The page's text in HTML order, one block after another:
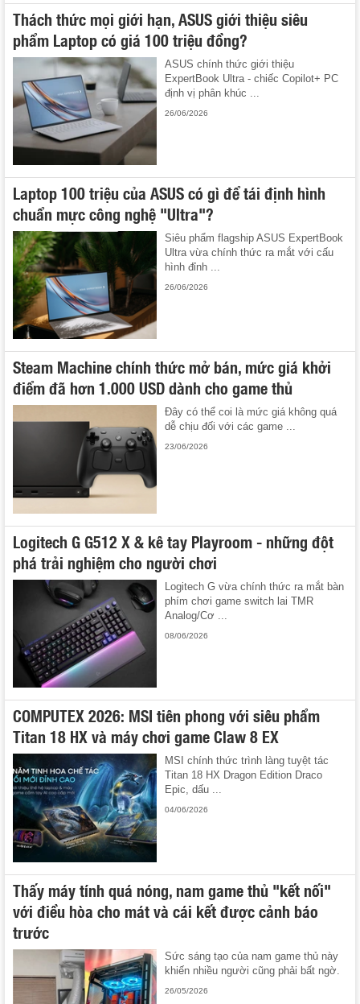
Thách thức mọi giới hạn, ASUS giới thiệu siêu
phẩm Laptop có giá 100 triệu đồng?
ASUS chính thức giới thiệu
ExpertBook Ultra - chiếc Copilot+ PC
định vị phân khúc ...
26/06/2026
Laptop 100 triệu của ASUS có gì để tái định hình
chuẩn mực công nghệ "Ultra"?
Siêu phẩm flagship ASUS ExpertBook
Ultra vừa chính thức ra mắt với cấu
hình đỉnh ...
26/06/2026
Steam Machine chính thức mở bán, mức giá khởi
điểm đã hơn 1.000 USD dành cho game thủ
Đây có thể coi là mức giá không quá
dễ chịu đối với các game ...
23/06/2026
Logitech G G512 X & kê tay Playroom - những đột
phá trải nghiệm cho người chơi
Logitech G vừa chính thức ra mắt bàn
phím chơi game switch lai TMR
Analog/Cơ ...
08/06/2026
COMPUTEX 2026: MSI tiên phong với siêu phẩm
Titan 18 HX và máy chơi game Claw 8 EX
MSI chính thức trình làng tuyệt tác
Titan 18 HX Dragon Edition Draco
Epic, dấu ...
04/06/2026
Thấy máy tính quá nóng, nam game thủ "kết nối"
với điều hòa cho mát và cái kết được cảnh báo
trước
Sức sáng tạo của nam game thủ này
khiến nhiều người cũng phải bất ngờ.
26/05/2026